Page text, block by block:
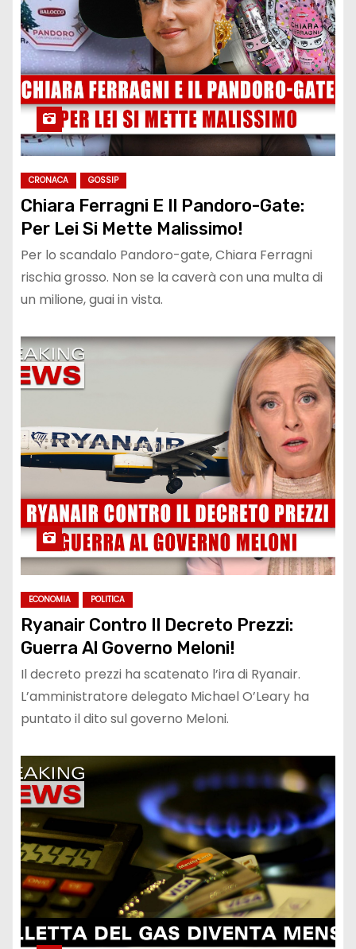
CRONACA GOSSIP
Chiara Ferragni E Il Pandoro-Gate:
Per Lei Si Mette Malissimo!
Per lo scandalo Pandoro-gate, Chiara Ferragni
rischia grosso. Non se la caverà con una multa di
un milione, guai in vista.
ECONOMIA POLITICA
Ryanair Contro Il Decreto Prezzi:
Guerra Al Governo Meloni!
Il decreto prezzi ha scatenato l’ira di Ryanair.
L’amministratore delegato Michael O’Leary ha
puntato il dito sul governo Meloni.